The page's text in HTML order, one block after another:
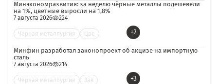
Минэкономразвития: за неделю чёрные металлы подешевели
на 1%, цветные выросли на 1,8%
7 августа 2026 224
Черная металлургия Цве +2
Минфин разработал законопроект об акцизе на импортную
сталь
7 августа 2026 214
Черная металлургия Зак +3